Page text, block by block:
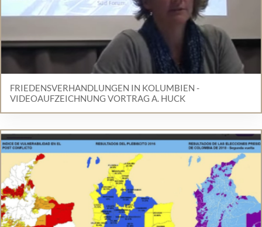
FRIEDENSVERHANDLUNGEN IN KOLUMBIEN -
VIDEOAUFZEICHNUNG VORTRAG A. HUCK